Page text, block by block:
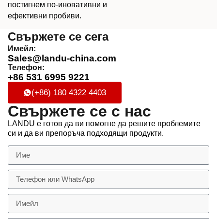
постигнем по-иновативни и
ефективни пробиви.
Свържете се сега
Имейл:
Sales@landu-china.com
Телефон:
+86 531 6995 9221
(+86) 180 4322 4403
Свържете се с нас
LANDU е готов да ви помогне да решите проблемите
си и да ви препоръча подходящи продукти.